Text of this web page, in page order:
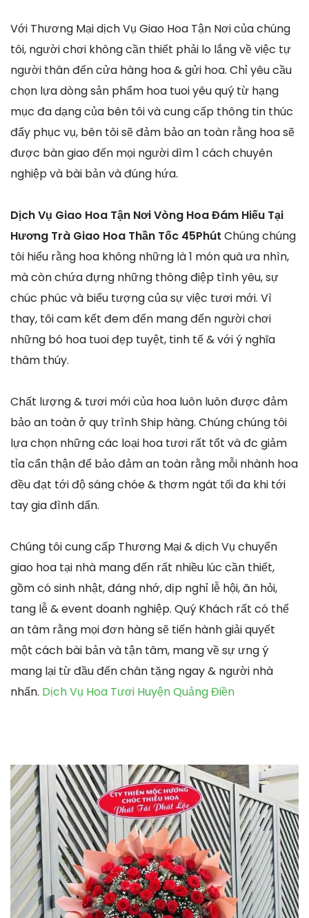
Với Thương Mại dịch Vụ Giao Hoa Tận Nơi của chúng
tôi, người chơi không cần thiết phải lo lắng về việc tự
người thân đến cửa hàng hoa & gửi hoa. Chỉ yêu cầu
chọn lựa dòng sản phẩm hoa tuoi yêu quý từ hạng
mục đa dạng của bên tôi và cung cấp thông tin thúc
đẩy phục vụ, bên tôi sẽ đảm bảo an toàn rằng hoa sẽ
được bàn giao đến mọi người dìm 1 cách chuyên
nghiệp và bài bản và đúng hứa.
Dịch Vụ Giao Hoa Tận Nơi Vòng Hoa Đám Hiếu Tại
Hương Trà Giao Hoa Thần Tốc 45Phút Chúng chúng
tôi hiểu rằng hoa không những là 1 món quà ưa nhìn,
mà còn chứa đựng những thông điệp tình yêu, sự
chúc phúc và biểu tượng của sự việc tươi mới. Vì
thay, tôi cam kết đem đến mang đến người chơi
những bó hoa tuoi đẹp tuyệt, tinh tế & với ý nghĩa
thâm thúy.
Chất lượng & tươi mới của hoa luôn luôn được đảm
bảo an toàn ở quy trình Ship hàng. Chúng chúng tôi
lựa chọn những các loại hoa tươi rất tốt và đc giảm
tỉa cẩn thận để bảo đảm an toàn rằng mỗi nhành hoa
đều đạt tới độ sáng chóe & thơm ngát tối đa khi tới
tay gia đình dấn.
Chúng tôi cung cấp Thương Mại & dịch Vụ chuyển
giao hoa tại nhà mang đến rất nhiều lúc cần thiết,
gồm có sinh nhật, đáng nhớ, dịp nghỉ lễ hội, ăn hỏi,
tang lễ & event doanh nghiệp. Quý Khách rất có thể
an tâm rằng mọi đơn hàng sẽ tiến hành giải quyết
một cách bài bản và tận tâm, mang về sự ưng ý
mang lại từ đầu đến chân tặng ngay & người nhà
nhấn. Dịch Vụ Hoa Tươi Huyện Quảng Điền